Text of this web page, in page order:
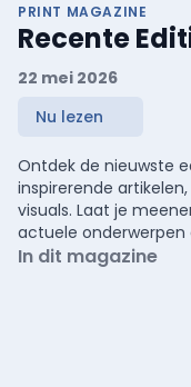
PRINT MAGAZINE
Recente
22 mei 2026
Nu lezen
Ontdek de nieuwste
inspirerende
visuals. Laat je
actuele onderwerpen
In dit magazine